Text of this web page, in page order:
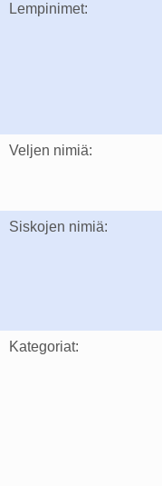
Lempinimet:
Veljen nimiä:
Siskojen nimiä:
Kategoriat: